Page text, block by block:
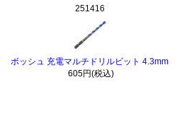
251416
ボッシュ 充電マルチドリルビット 4.3mm
605円(税込)